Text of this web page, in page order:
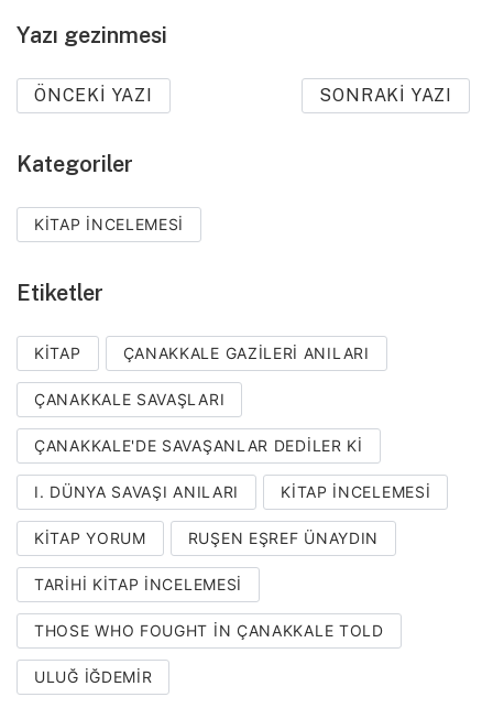
Yazı gezinmesi
ÖNCEKI YAZI SONRAKI YAZI
Kategoriler
KITAP İNCELEMESI
Etiketler
KITAP ÇANAKKALE GAZILERI ANILARI
ÇANAKKALE SAVAŞLARI
ÇANAKKALE'DE SAVAŞANLAR DEDILER KI
I. DÜNYA SAVAŞI ANILARI KITAP INCELEMESI
KITAP YORUM RUŞEN EŞREF ÜNAYDIN
TARIHI KITAP INCELEMESI
THOSE WHO FOUGHT IN ÇANAKKALE TOLD
ULUĞ İĞDEMIR